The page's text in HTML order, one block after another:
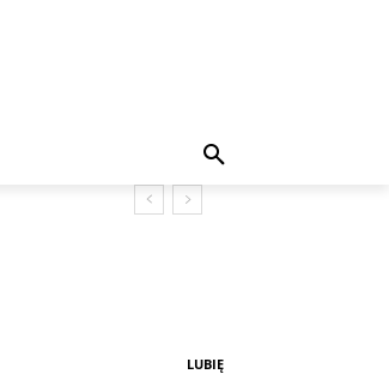
LUBIĘ